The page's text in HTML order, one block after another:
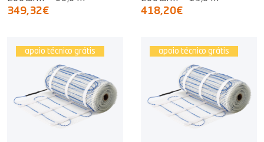
349,32€ 418,20€
apoio técnico grátis apoio técnico grátis